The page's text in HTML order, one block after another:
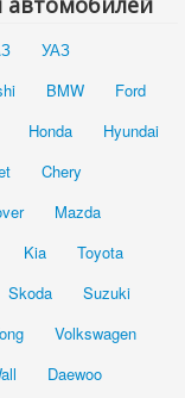
УАЗ
BMW
Ford
Honda
Hyundai
Chery
Mazda
Kia
Toyota
Skoda
Suzuki
Volkswagen
Daewoo